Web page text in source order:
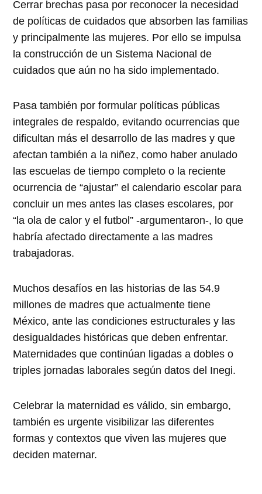
Cerrar brechas pasa por reconocer la necesidad
de políticas de cuidados que absorben las familias
y principalmente las mujeres. Por ello se impulsa
la construcción de un Sistema Nacional de
cuidados que aún no ha sido implementado.
Pasa también por formular políticas públicas
integrales de respaldo, evitando ocurrencias que
dificultan más el desarrollo de las madres y que
afectan también a la niñez, como haber anulado
las escuelas de tiempo completo o la reciente
ocurrencia de “ajustar” el calendario escolar para
concluir un mes antes las clases escolares, por
“la ola de calor y el futbol” -argumentaron-, lo que
habría afectado directamente a las madres
trabajadoras.
Muchos desafíos en las historias de las 54.9
millones de madres que actualmente tiene
México, ante las condiciones estructurales y las
desigualdades históricas que deben enfrentar.
Maternidades que continúan ligadas a dobles o
triples jornadas laborales según datos del Inegi.
Celebrar la maternidad es válido, sin embargo,
también es urgente visibilizar las diferentes
formas y contextos que viven las mujeres que
deciden maternar.